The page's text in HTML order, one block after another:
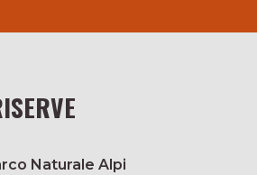
Naturale Alpi